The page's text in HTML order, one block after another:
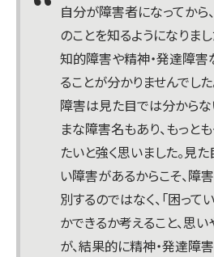
自分が障害者になってから
のことを知るようになりま
知的障害や精神・発達障
ることが分かりませんでし
障害は見た目では分からな
まな障害名もあり、もっと
たいと強く思いました。見
い障害があるからこそ、障
別するのではなく、「困って
かできるか考えること、思
が、結果的に精神・発達障